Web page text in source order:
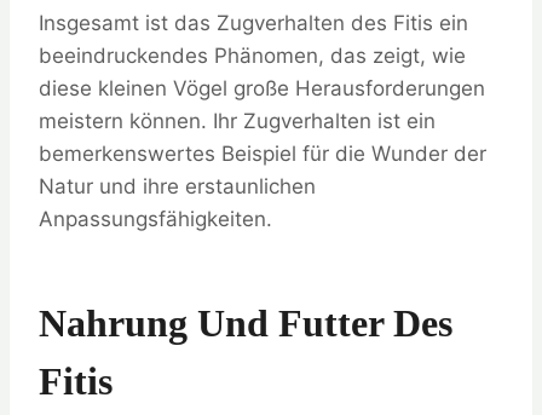
Insgesamt ist das Zugverhalten des Fitis ein
beeindruckendes Phänomen, das zeigt, wie
diese kleinen Vögel große Herausforderungen
meistern können. Ihr Zugverhalten ist ein
bemerkenswertes Beispiel für die Wunder der
Natur und ihre erstaunlichen
Anpassungsfähigkeiten.
Nahrung Und Futter Des
Fitis